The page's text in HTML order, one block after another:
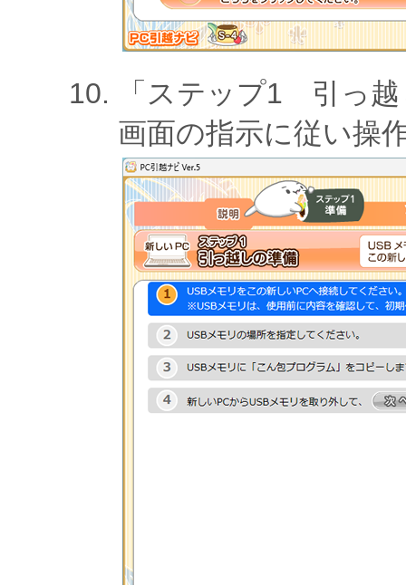
「ステップ1 引っ
画面の指示に従い操